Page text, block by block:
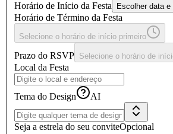
Horário de Início da Festa Escolher data e
Horário de Término da Festa
Selecione o horário de início primeiro
Prazo do RSVP Selecione o horário de
Local da Festa
Tema do Design AI
Seja a estrela do seu conviteOpcional